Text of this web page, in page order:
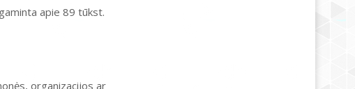
apie 89 tūkst.
organizacijos ar